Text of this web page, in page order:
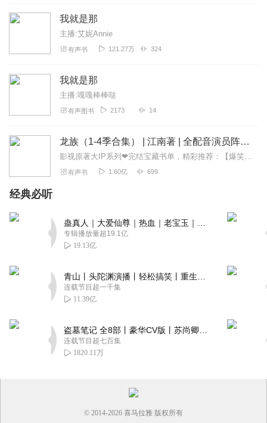
我就是那
主播:艾妮Annie
有声书 121.27万 324
我就是那
主播:嘎嘎棒棒哒
有声图书 2173 14
龙族（1-4季合集） | 江南著 | 全配音演员阵容 | 辰羽参演
影视原著大IP系列❤完结宝藏书单，精彩推荐：【爆笑古言重生系列】：星汉灿烂，幸甚至哉|吴磊&赵露思主演|关心则乱《知否》作者|沈念如/倔强的小红领衔|月升沧海【...
有声书 1.60亿 699
经典必听
专辑播放量超19.1亿
19.13亿
连载节目超一千集
11.39亿
连载节目超七百集
1820.11万
© 2014-2026 喜马拉雅 版权所有